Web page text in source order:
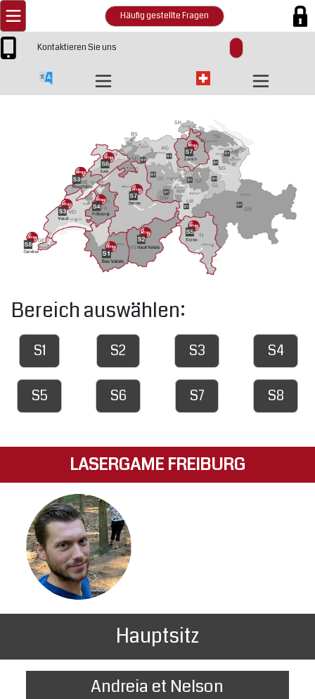
Häufig gestellte Fragen
Kontaktieren Sie uns
Bereich auswählen:
S1 S2 S3 S4
S5 S6 S7 S8
LASERGAME FREIBURG
Hauptsitz
Andreia et Nelson